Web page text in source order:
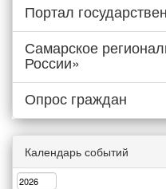
Портал
Самарское
России»
Опрос граждан
Календарь событий